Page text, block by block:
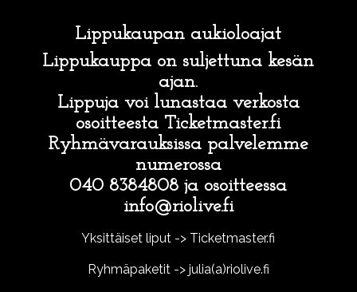
Lippukaupan aukioloajat
Lippukauppa on suljettuna kesän
ajan.
Lippuja voi lunastaa verkosta
osoitteesta Ticketmaster.fi
Ryhmävarauksissa palvelemme
numerossa
040 8384808 ja osoitteessa
info@riolive.fi
Yksittäiset liput -> Ticketmaster.fi
Ryhmäpaketit -> julia(a)riolive.fi